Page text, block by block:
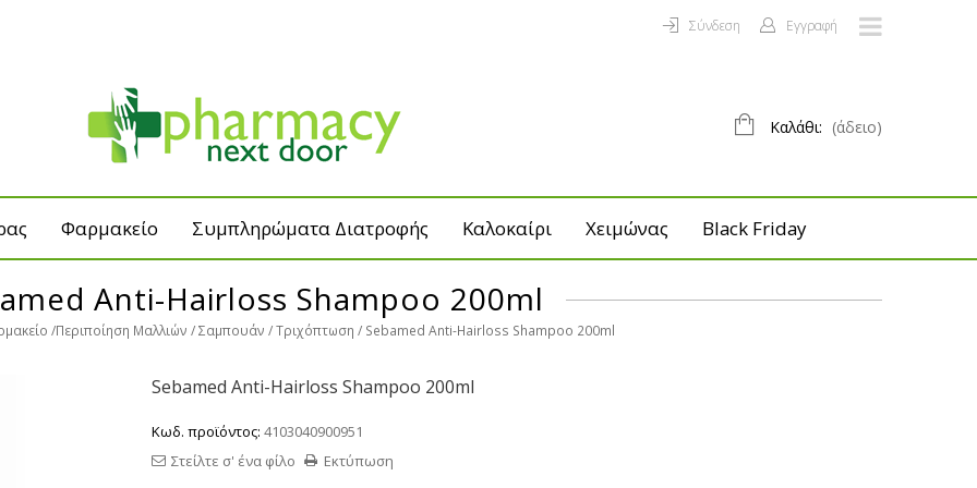
Σύνδεση Εγγραφή
Καλάθι: (άδειο)
Φαρμακείο Συμπληρώματα Διατροφής Καλοκαίρι Χειμώνας Black Friday
Anti-Hairloss Shampoo 200ml
Περιποίηση Μαλλιών Σαμπουάν Τριχόπτωση Sebamed Anti-Hairloss Shampoo 200ml
Sebamed Anti-Hairloss Shampoo 200ml
Κωδ. προϊόντος: 4103040900951
Εκτύπωση
Στείλτε σ' ένα φίλο